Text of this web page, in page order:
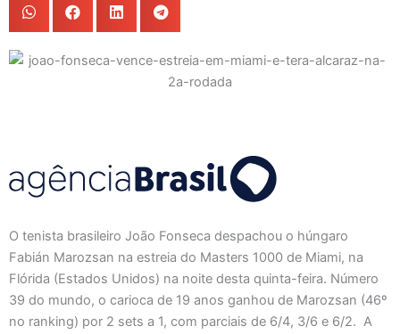
O tenista brasileiro João Fonseca despachou o húngaro
Fabián Marozsan na estreia do Masters 1000 de Miami, na
Flórida (Estados Unidos) na noite desta quinta-feira. Número
39 do mundo, o carioca de 19 anos ganhou de Marozsan (46º
no ranking) por 2 sets a 1, com parciais de 6/4, 3/6 e 6/2. A